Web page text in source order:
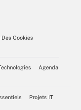
Cookies
Agenda
Projets IT